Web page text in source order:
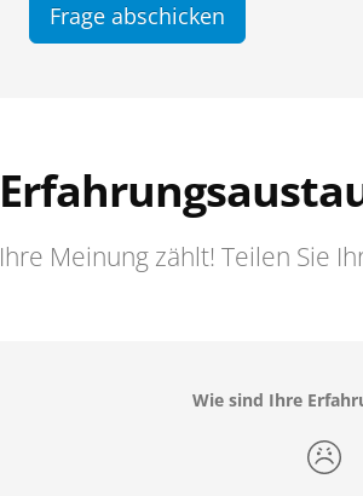
Frage abschicken
Ihre Meinung zählt! Teilen Sie
Wie sind Ihre